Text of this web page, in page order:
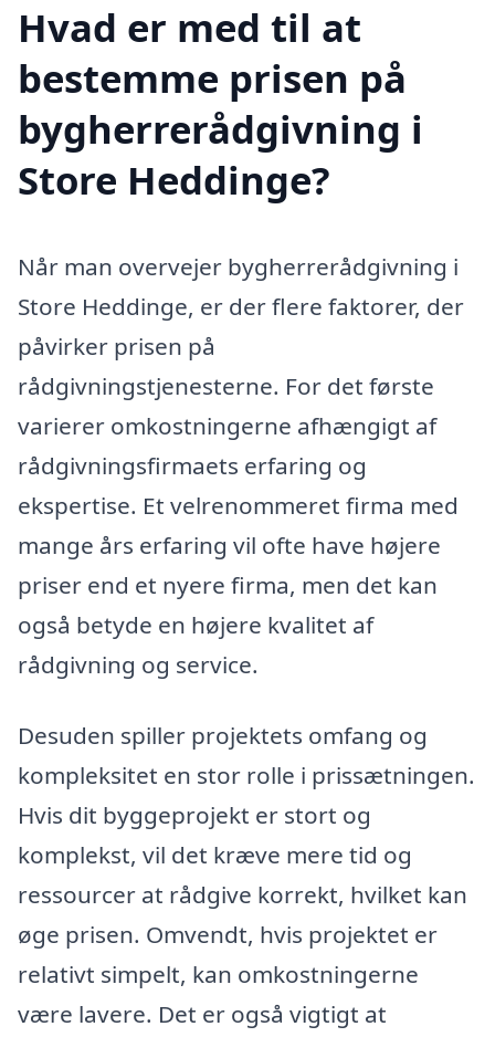
Hvad er med til at
bestemme prisen på
bygherrerådgivning i
Store Heddinge?
Når man overvejer bygherrerådgivning i
Store Heddinge, er der flere faktorer, der
påvirker prisen på
rådgivningstjenesterne. For det første
varierer omkostningerne afhængigt af
rådgivningsfirmaets erfaring og
ekspertise. Et velrenommeret firma med
mange års erfaring vil ofte have højere
priser end et nyere firma, men det kan
også betyde en højere kvalitet af
rådgivning og service.
Desuden spiller projektets omfang og
kompleksitet en stor rolle i prissætningen.
Hvis dit byggeprojekt er stort og
komplekst, vil det kræve mere tid og
ressourcer at rådgive korrekt, hvilket kan
øge prisen. Omvendt, hvis projektet er
relativt simpelt, kan omkostningerne
være lavere. Det er også vigtigt at